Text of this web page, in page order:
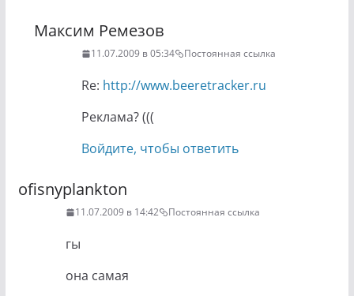
Максим Ремезов
11.07.2009 в 05:34 Постоянная ссылка
Re: http://www.beeretracker.ru
Реклама? (((
Войдите, чтобы ответить
ofisnyplankton
11.07.2009 в 14:42 Постоянная ссылка
гы
она самая